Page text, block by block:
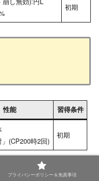
初期
性能 習得条件
」(CP200時2回)
初期
プライバシーポリシー＆免責事項